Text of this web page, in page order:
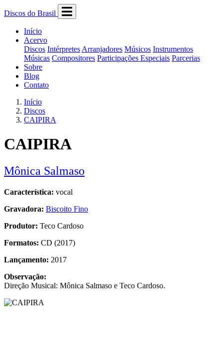
Discos do Brasil
Início
Acervo
Discos Intérpretes Arranjadores Músicos Instrumentos
Músicas Compositores Participações Especiais Parcerias
Sobre
Blog
Contato
Início
Discos
CAIPIRA
CAIPIRA
Mônica Salmaso
Característica: vocal
Gravadora: Biscoito Fino
Produtor: Teco Cardoso
Formatos: CD (2017)
Lançamento: 2017
Observação:
Direção Musical: Mônica Salmaso e Teco Cardoso.